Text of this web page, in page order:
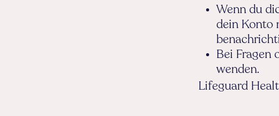
Wenn du
dein Konto
Bei Fragen
wenden.
Lifeguard